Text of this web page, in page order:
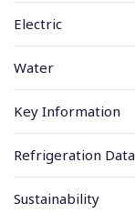
Electric
Water
Key Information
Refrigeration Data
Sustainability